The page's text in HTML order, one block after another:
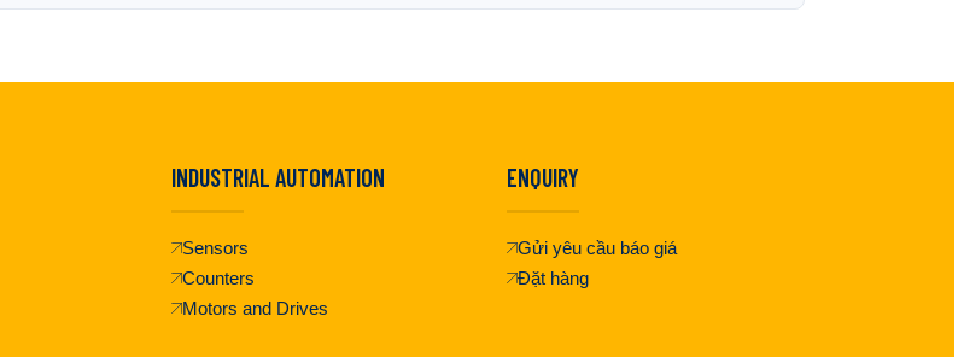
INDUSTRIAL AUTOMATION
Sensors
Counters
Motors and Drives
ENQUIRY
Gửi yêu cầu báo giá
Đặt hàng